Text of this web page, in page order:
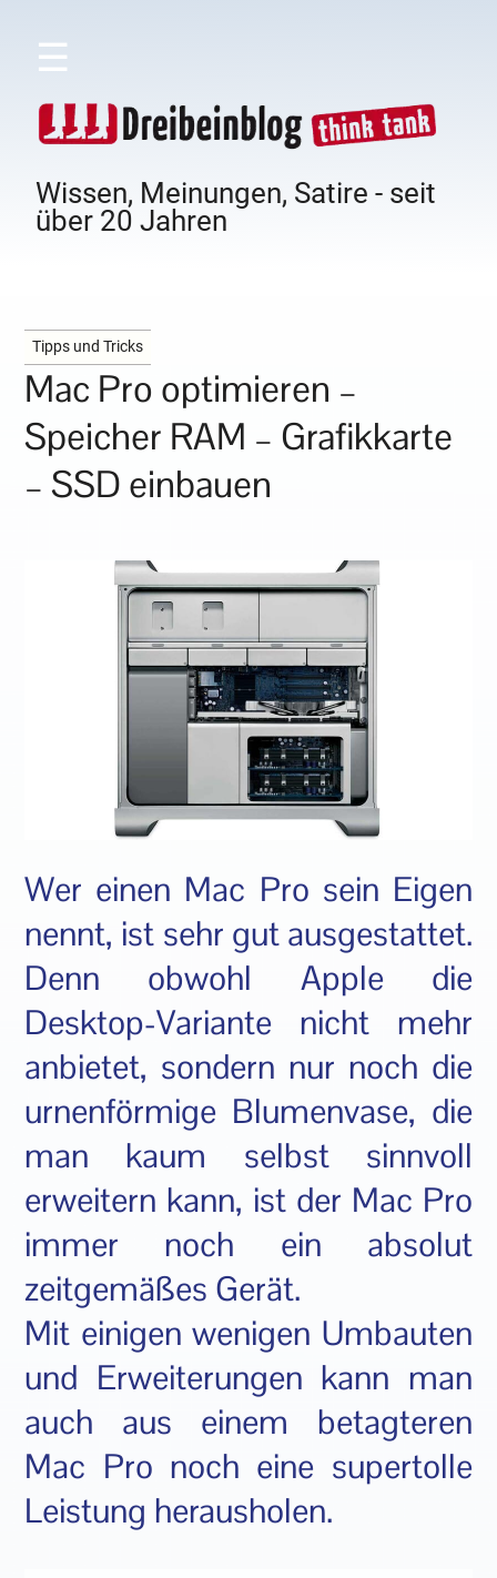
☰
Wissen, Meinungen, Satire - seit
über 20 Jahren
Tipps und Tricks
Mac Pro optimieren –
Speicher RAM – Grafikkarte
– SSD einbauen
Wer einen Mac Pro sein Eigen
nennt, ist sehr gut ausgestattet.
Denn obwohl Apple die
Desktop-Variante nicht mehr
anbietet, sondern nur noch die
urnenförmige Blumenvase, die
man kaum selbst sinnvoll
erweitern kann, ist der Mac Pro
immer noch ein absolut
zeitgemäßes Gerät.
Mit einigen wenigen Umbauten
und Erweiterungen kann man
auch aus einem betagteren
Mac Pro noch eine supertolle
Leistung herausholen.